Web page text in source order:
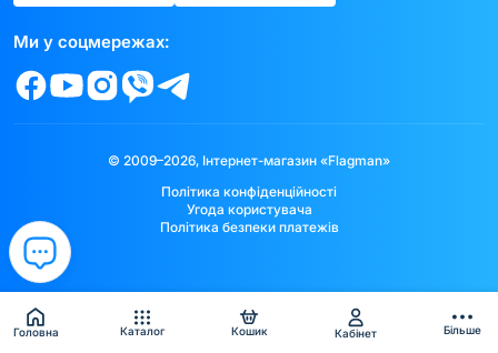
Головна Каталог Кошик Кабінет Більше
Ми у соцмережах:
© 2009–2026, Інтернет-магазин «Flagman»
Політика конфіденційності
Угода користувача
Політика безпеки платежів